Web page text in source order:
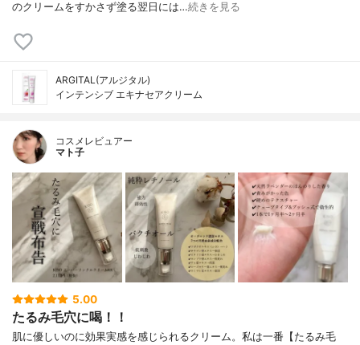
のクリームをすかさず塗る翌日には…続きを見る
ARGITAL(アルジタル)
インテンシブ エキナセアクリーム
コスメレビュアー
マト子
5.00
たるみ毛穴に喝！！
肌に優しいのに効果実感を感じられるクリーム。私は一番【たるみ毛